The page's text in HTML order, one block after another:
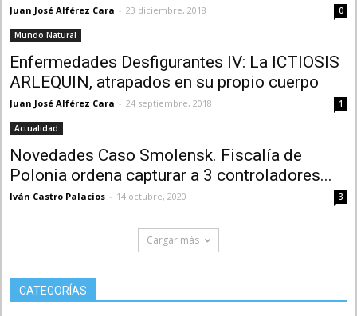
Juan José Alférez Cara - 23 diciembre, 2018 0
Mundo Natural
Enfermedades Desfigurantes IV: La ICTIOSIS
ARLEQUIN, atrapados en su propio cuerpo
Juan José Alférez Cara - 24 septiembre, 2018 1
Actualidad
Novedades Caso Smolensk. Fiscalía de
Polonia ordena capturar a 3 controladores...
Iván Castro Palacios - 14 octubre, 2020 3
Cargar más
CATEGORÍAS